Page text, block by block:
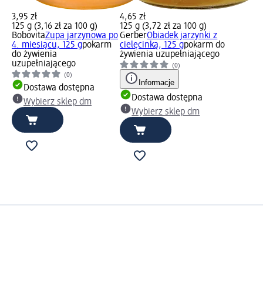
3,95 zł
125 g (3,16 zł za 100 g)
BobovitaZupa jarzynowa po
4. miesiącu, 125 gpokarm
do żywienia
uzupełniającego
(0)
Dostawa dostępna
Wybierz sklep dm
4,65 zł
125 g (3,72 zł za 100 g)
GerberObiadek jarzynki z
cielęcinką, 125 gpokarm do
żywienia uzupełniającego
(0)
Informacje
Dostawa dostępna
Wybierz sklep dm